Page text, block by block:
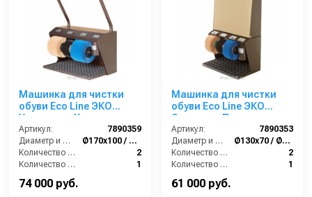
Машинка для чистки
обуви Eco Line ЭКО
Универсал Крем
Артикул:
7890359
Диаметр и ширина щёток (мм):
Ø170х100 / Ø210х150
Количество щёток полировки (шт):
2
Количество щёток предварительной очистки (шт):
1
Мощность (Вт):
74 000 руб.
Машинка для чистки
обуви Eco Line ЭКО
Стандарт Плюс
Артикул:
7890353
Диаметр и ширина щёток (мм):
Ø130х70 / Ø170х70
Количество щёток полировки (шт):
2
Количество щёток предварительной очистки (шт):
1
Мощность (Вт):
61 000 руб.